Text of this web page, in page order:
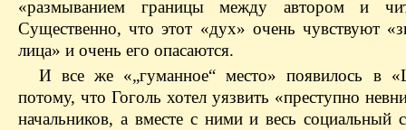
«размыванием границы между автором и
Существенно, что этот «дух» очень чувствуют
лица» и очень его опасаются.
И все же «„гуманное“ место» появилось в
потому, что Гоголь хотел уязвить «преступно
начальников, а вместе с ними и весь социальный